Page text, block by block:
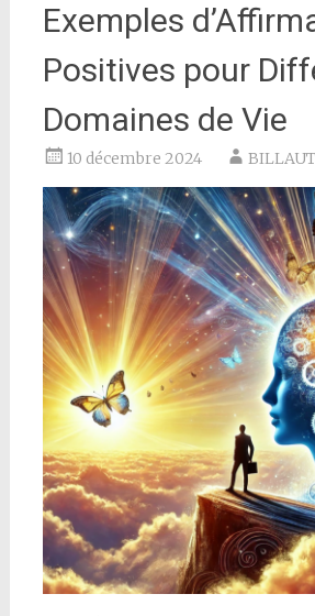
Exemples
Positives pour
Domaines de Vie
10 décembre 2024